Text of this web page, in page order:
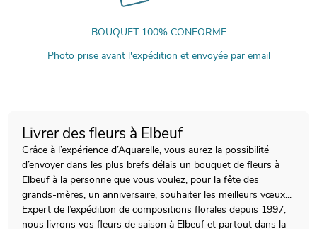
BOUQUET 100% CONFORME
Photo prise avant l'expédition et envoyée par email
Livrer des fleurs à Elbeuf
Grâce à l’expérience d’Aquarelle, vous aurez la possibilité
d’envoyer dans les plus brefs délais un bouquet de fleurs à
Elbeuf à la personne que vous voulez, pour la fête des
grands-mères, un anniversaire, souhaiter les meilleurs vœux...
Expert de l’expédition de compositions florales depuis 1997,
nous livrons vos fleurs de saison à Elbeuf et partout dans la